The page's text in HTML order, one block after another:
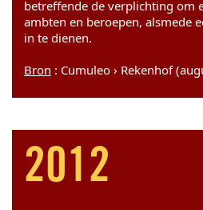
betreffende de verplichting om
ambten en beroepen, alsmede
in te dienen.
Bron : Cumuleo › Rekenhof
2012